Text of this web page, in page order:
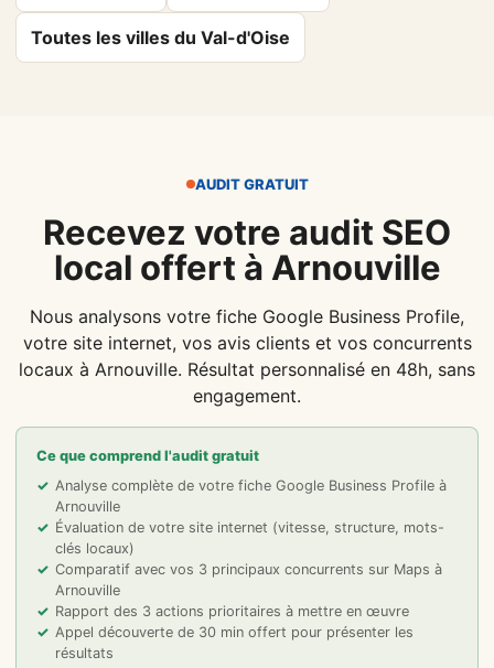
Toutes les villes du Val-d'Oise
AUDIT GRATUIT
Recevez votre audit SEO
local offert à Arnouville
Nous analysons votre fiche Google Business Profile,
votre site internet, vos avis clients et vos concurrents
locaux à Arnouville. Résultat personnalisé en 48h, sans
engagement.
Ce que comprend l'audit gratuit
Analyse complète de votre fiche Google Business Profile à
Arnouville
Évaluation de votre site internet (vitesse, structure, mots-
clés locaux)
Comparatif avec vos 3 principaux concurrents sur Maps à
Arnouville
Rapport des 3 actions prioritaires à mettre en œuvre
Appel découverte de 30 min offert pour présenter les
résultats